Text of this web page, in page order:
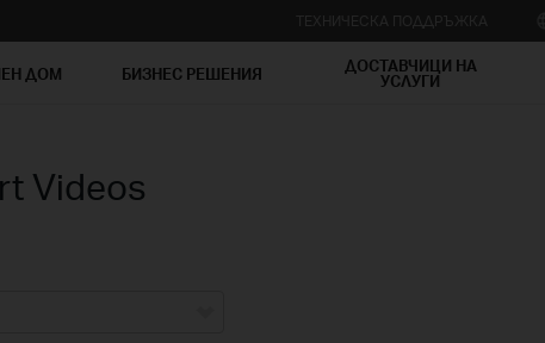
ДОМ БИЗНЕС РЕШЕНИЯ ДОСТАВЧИЦИ НА
УСЛУГИ
Videos